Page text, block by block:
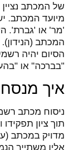
של המכתב
מיועד המכתב.
'מר' או 'גברת'.
המכתב
הסיום יהיה
"בברכה" או
איך
ניסוח מכתב
תוך ציון
מדויק במכתב
אליו משתייך